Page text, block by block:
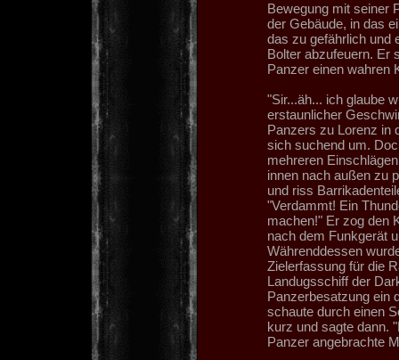
Bewegung mit seiner
der Gebäude, in das
das zu gefährlich und
Bolter abzufeuern. Er
Panzer einen wahren
"Sir...äh... ich glaube
erstaunlicher
Panzers zu Lorenz in
sich suchend um.
mehreren
innen nach außen zu
und riss
"Verdammt! Ein
machen!" Er zog den
nach dem Funkgerät
Währenddessen
Zielerfassung für die
Landugsschiff der
Panzerbesatzung ein
schaute durch einen
kurz und sagte dann.
Panzer angebrachte